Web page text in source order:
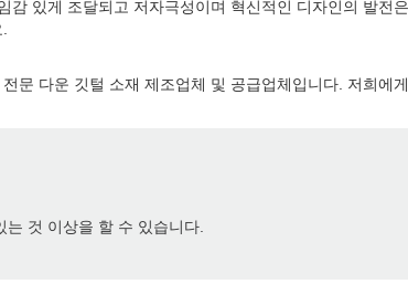
감 있게 조달되고 저자극성이며 혁신적인 디자인의 발
문 다운 깃털 소재 제조업체 및 공급업체입니다. 저희에
것 이상을 할 수 있습니다.